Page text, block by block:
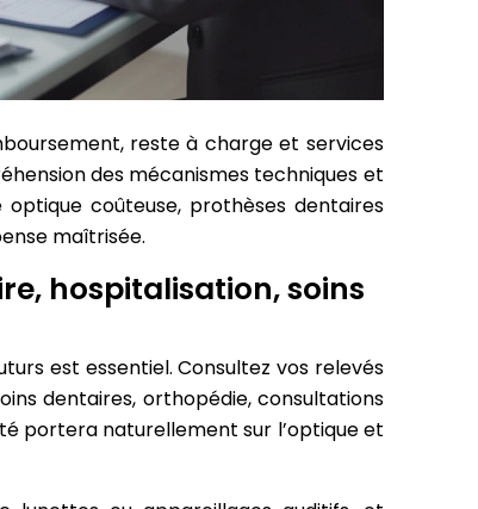
reste à charge et services
des mécanismes techniques et
coûteuse, prothèses dentaires
maîtrisée.
hospitalisation, soins
est essentiel. Consultez vos relevés
dentaires, orthopédie, consultations
portera naturellement sur l’optique et